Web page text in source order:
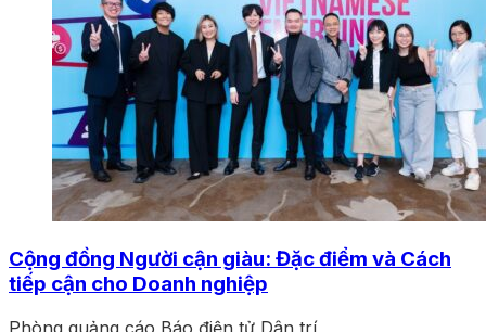
Cộng đồng Người cận giàu: Đặc điểm và Cách
tiếp cận cho Doanh nghiệp
Phòng quảng cáo Báo điện tử Dân trí